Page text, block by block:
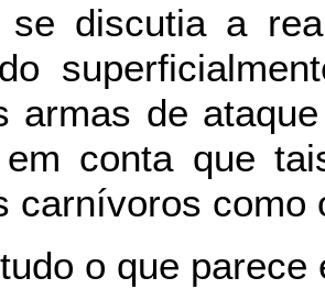
se discutia a
armas de
conta que
carnívoros como
o que